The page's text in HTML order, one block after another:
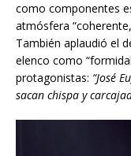
como componentes
atmósfera
También aplaudió el
elenco como
protagonistas: “José
sacan chispa y